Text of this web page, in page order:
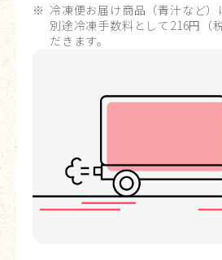
冷凍便お届け商品（青汁など
別途冷凍手数料として216円（
だきます。